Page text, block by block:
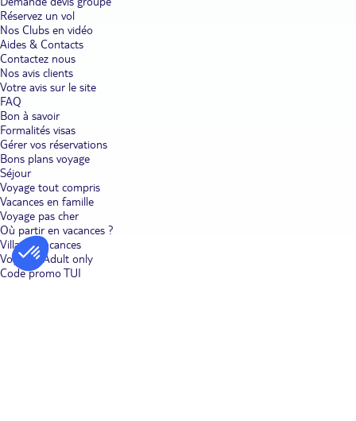
Réservez un vol
Nos Clubs en vidéo
Aides & Contacts
Contactez nous
Nos avis clients
Votre avis sur le site
FAQ
Bon à savoir
Formalités visas
Gérer vos réservations
Bons plans voyage
Séjour
Voyage tout compris
Vacances en famille
Voyage pas cher
Où partir en vacances ?
Villages vacances
Voyages Adult only
Code promo TUI